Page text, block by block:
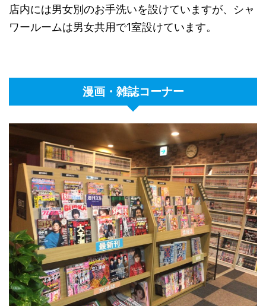
店内には男女別のお手洗いを設けていますが、シャ
ワールームは男女共用で1室設けています。
漫画・雑誌コーナー